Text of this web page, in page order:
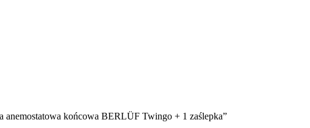
anemostatowa końcowa BERLÜF Twingo + 1 zaślepka”